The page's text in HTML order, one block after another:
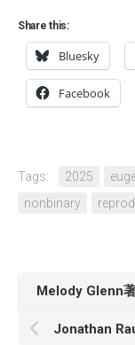
Share this:
Bluesky
Facebook
Tags: 2025
nonbinary